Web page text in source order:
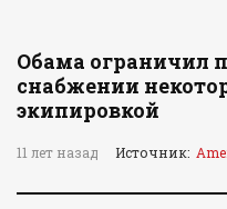
Обама ограничил
снабжении
экипировкой
11 лет назад Источник: